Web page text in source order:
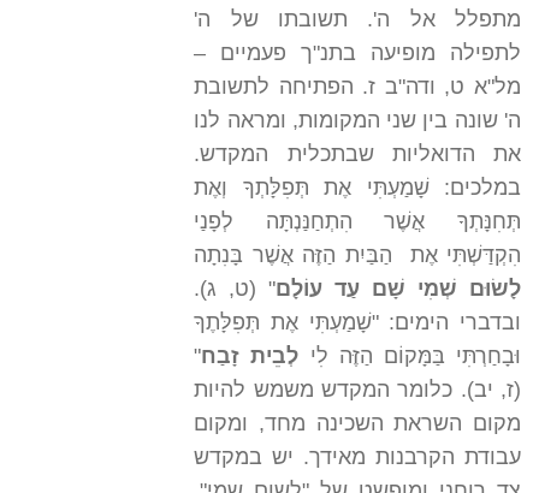
מתפלל אל ה'. תשובתו של ה'
לתפילה מופיעה בתנ"ך פעמיים –
מל"א ט, ודה"ב ז. הפתיחה לתשובת
ה' שונה בין שני המקומות, ומראה לנו
את הדואליות שבתכלית המקדש.
במלכים: שָׁמַעְתִּי אֶת תְּפִלָּתְךָ וְאֶת
תְּחִנָּתְךָ אֲשֶׁר הִתְחַנַּנְתָּה לְפָנַי
הִקְדַּשְׁתִּי אֶת הַבַּיִת הַזֶּה אֲשֶׁר בָּנִתָה
לָשׂוּם שְׁמִי שָׁם עַד עוֹלָם" (ט, ג).
ובדברי הימים: "שָׁמַעְתִּי אֶת תְּפִלָּתֶךָ
וּבָחַרְתִּי בַּמָּקוֹם הַזֶּה לִי לְבֵית זָבַח"
(ז, יב). כלומר המקדש משמש להיות
מקום השראת השכינה מחד, ומקום
עבודת הקרבנות מאידך. יש במקדש